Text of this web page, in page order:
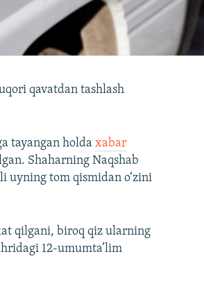
qavatdan tashlash
tayangan holdaxabar
Shaharning Naqshab
uyning tom qismidan o‘zini
qilgani, biroq qiz ularning
12-umumta’lim